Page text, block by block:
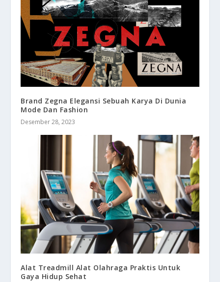
Brand Zegna Elegansi Sebuah Karya Di Dunia
Mode Dan Fashion
Desember 28, 2023
Alat Treadmill Alat Olahraga Praktis Untuk
Gaya Hidup Sehat